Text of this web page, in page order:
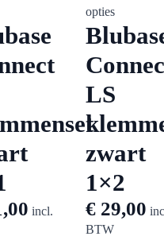
incl.
opties
LS
zwart
1×2
€ 29,00
BTW